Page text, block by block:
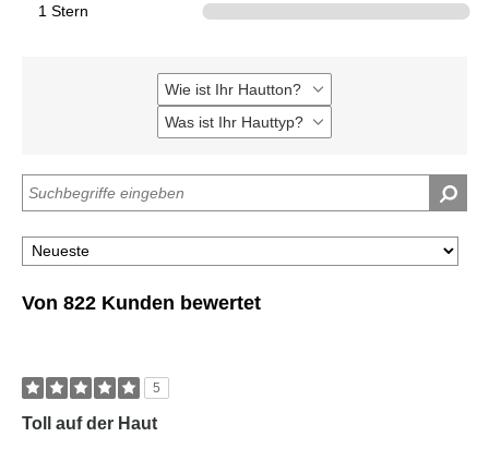
1 Stern
Wie ist Ihr Hautton?
Eine
Liste
der
Produkte,
nach
Produkt-
Produktname,
Bewertung
und
Was ist Ihr Hauttyp?
Eine
häufigsten
bewerteten
Produkte,
nach
Produkt-
Kategorie,
Von 822 Kunden bewertet
5
Toll auf der Haut